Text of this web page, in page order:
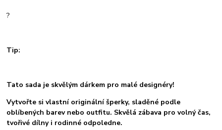
?
Tip:
Tato sada je skvělým dárkem pro malé designéry!
Vytvořte si vlastní originální šperky, sladěné podle
oblíbených barev nebo outfitu. Skvělá zábava pro volný čas,
tvořivé dílny i rodinné odpoledne.